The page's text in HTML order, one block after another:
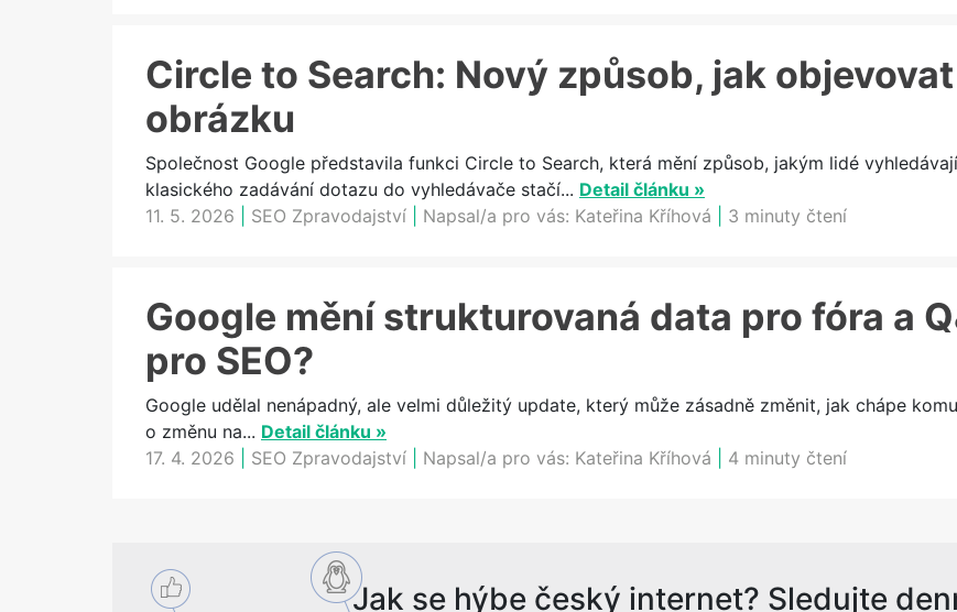
Circle to Search: Nový způsob, jak
obrázku
Společnost Google představila funkci Circle to Search, která mění způsob, jakým lidé
klasického zadávání dotazu do vyhledávače stačí... Detail článku »
11. 5. 2026
SEO Zpravodajství Napsal/a pro vás: Kateřina Kříhová 3 minuty čtení
Google mění strukturovaná data pro fóra a
pro SEO?
Google udělal nenápadný, ale velmi důležitý update, který může zásadně změnit, jak chápe
o změnu na... Detail článku »
17. 4. 2026
SEO Zpravodajství Napsal/a pro vás: Kateřina Kříhová 4 minuty čtení
Jak se hýbe český internet? Sledujte